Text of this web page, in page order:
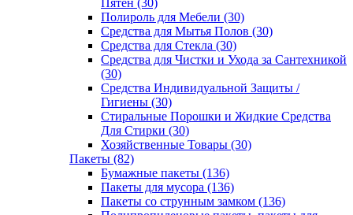
Пятен (30)
Полироль для Мебели (30)
Средства для Мытья Полов (30)
Средства для Стекла (30)
Средства для Чистки и Ухода за Сантехникой
(30)
Средства Индивидуальной Защиты /
Гигиены (30)
Стиральные Порошки и Жидкие Средства
Для Стирки (30)
Хозяйственные Товары (30)
Пакеты (82)
Бумажные пакеты (136)
Пакеты для мусора (136)
Пакеты со струнным замком (136)